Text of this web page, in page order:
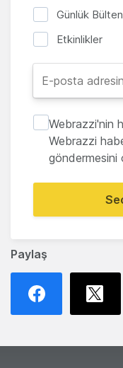
Paylaş
Günlük Bülten
Etkinlikler
Webrazzi'nin
Webrazzi
göndermesini